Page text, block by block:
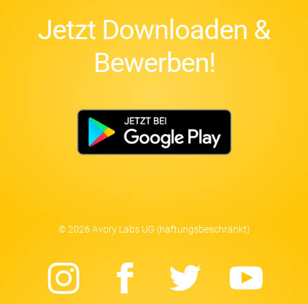
Jetzt Downloaden &
Bewerben!
© 2026 Avory Labs UG (haftungsbeschränkt)
Instagram
Facebook
Twitter